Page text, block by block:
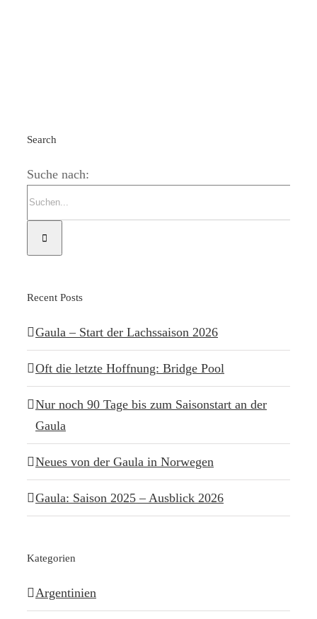
Search
Suche nach:
Recent Posts
Gaula – Start der Lachssaison 2026
Oft die letzte Hoffnung: Bridge Pool
Nur noch 90 Tage bis zum Saisonstart an der
Gaula
Neues von der Gaula in Norwegen
Gaula: Saison 2025 – Ausblick 2026
Kategorien
Argentinien